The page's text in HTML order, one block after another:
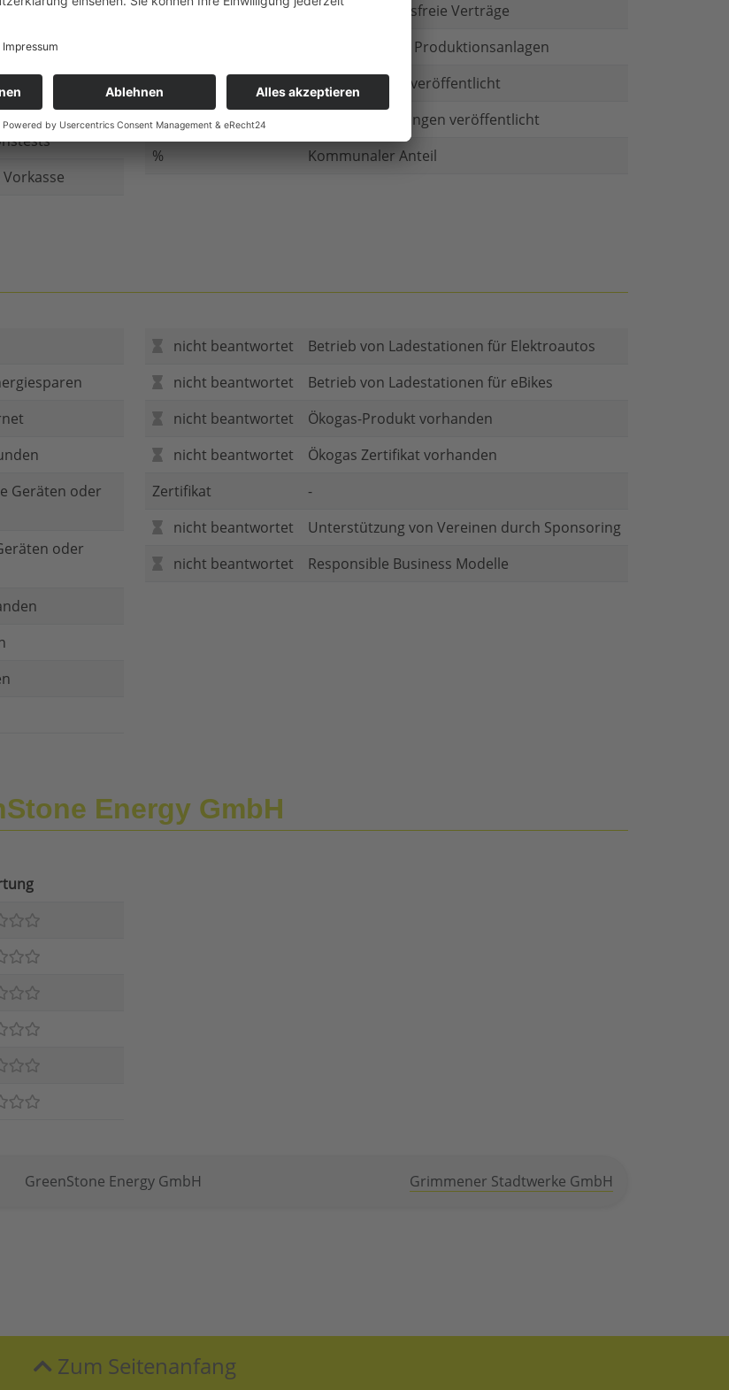
nicht beantwortet
Gibt es Kautionsfreie Verträge
Investitionen in Produktionsanlagen
nicht beantwortet
Geschäftsform veröffentlicht
nicht beantwortet
Firmenbeteiligungen veröffentlicht
%
Kommunaler Anteil
Geräten oder
oder
nicht beantwortet
Betrieb von Ladestationen für Elektroautos
nicht beantwortet
Betrieb von Ladestationen für eBikes
nicht beantwortet
Ökogas-Produkt vorhanden
nicht beantwortet
Ökogas Zertifikat vorhanden
Zertifikat
-
nicht beantwortet
Unterstützung von Vereinen durch Sponsoring
nicht beantwortet
Responsible Business Modelle
Energy GmbH
GreenStone Energy GmbH Grimmener Stadtwerke GmbH
Zum Seitenanfang